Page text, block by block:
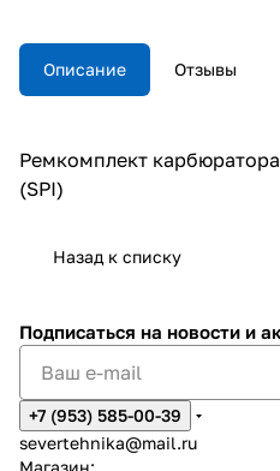
Описание Отзывы
Ремкомплект
(SPI)
Назад к списку
Подписаться на новости и
+7 (953) 585-00-39
severtehnika@mail.ru
Магазин: